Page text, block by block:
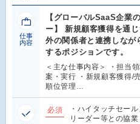
仕事
内容
【グローバルSaaS企業
ー】 新規顧客獲得を通
外の関係者と連携しなが
するポジションです。
＜主な仕事内容＞ ・担当
案・実行 ・新規顧客獲得/
順位管理…
必須
・ハイタッチセー
リーダー等との協